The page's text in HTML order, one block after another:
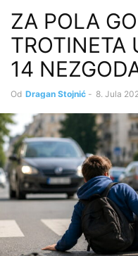
ZA POLA
TROTINETA
14
Od Dragan Stojnić - 8. Jula